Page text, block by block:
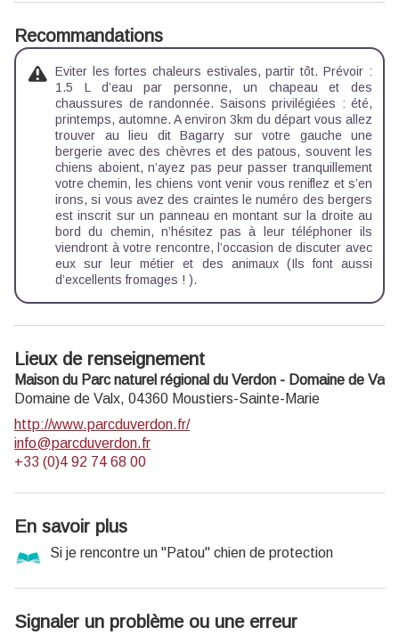
Recommandations
Eviter les fortes chaleurs estivales, partir tôt. Prévoir :
1.5 L d’eau par personne, un chapeau et des
chaussures de randonnée. Saisons privilégiées : été,
printemps, automne. A environ 3km du départ vous allez
trouver au lieu dit Bagarry sur votre gauche une
bergerie avec des chèvres et des patous, souvent les
chiens aboient, n’ayez pas peur passer tranquillement
votre chemin, les chiens vont venir vous reniflez et s’en
irons, si vous avez des craintes le numéro des bergers
est inscrit sur un panneau en montant sur la droite au
bord du chemin, n’hésitez pas à leur téléphoner ils
viendront à votre rencontre, l’occasion de discuter avec
eux sur leur métier et des animaux (Ils font aussi
d’excellents fromages ! ).
Lieux de renseignement
Maison du Parc naturel régional du Verdon - Domaine de Valx
Domaine de Valx, 04360 Moustiers-Sainte-Marie
http://www.parcduverdon.fr/
info@parcduverdon.fr
+33 (0)4 92 74 68 00
En savoir plus
Si je rencontre un "Patou" chien de protection
Signaler un problème ou une erreur